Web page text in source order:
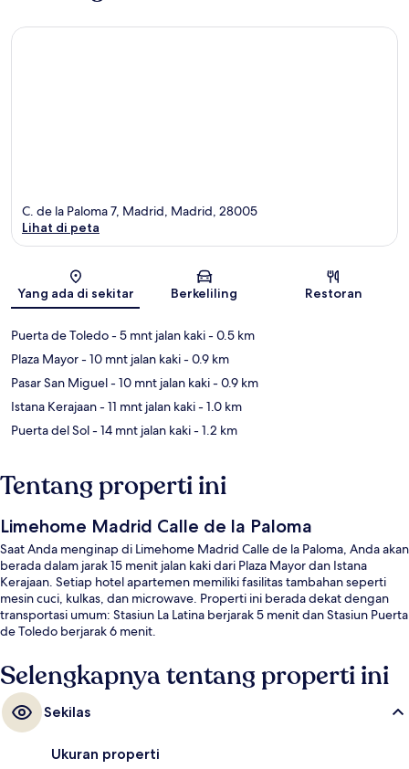
Peta
C. de la Paloma 7, Madrid, Madrid, 28005
Lihat di peta
Yang ada di sekitar Berkeliling Restoran
Puerta de Toledo- 5 mnt jalan kaki- 0.5 km
Plaza Mayor- 10 mnt jalan kaki- 0.9 km
Pasar San Miguel- 10 mnt jalan kaki- 0.9 km
Istana Kerajaan- 11 mnt jalan kaki- 1.0 km
Puerta del Sol- 14 mnt jalan kaki- 1.2 km
Tentang properti ini
Limehome Madrid Calle de la Paloma
Saat Anda menginap di Limehome Madrid Calle de la Paloma, Anda akan
berada dalam jarak 15 menit jalan kaki dari Plaza Mayor dan Istana
Kerajaan. Setiap hotel apartemen memiliki fasilitas tambahan seperti
mesin cuci, kulkas, dan microwave. Properti ini berada dekat dengan
transportasi umum: Stasiun La Latina berjarak 5 menit dan Stasiun Puerta
de Toledo berjarak 6 menit.
Selengkapnya tentang properti ini
Sekilas
Ukuran properti